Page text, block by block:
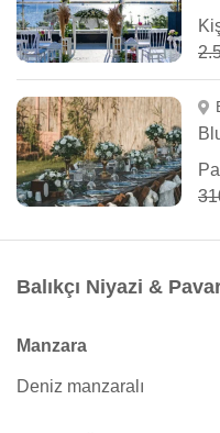
Balıkçı Niyazi &
Manzara
Deniz manzaralı